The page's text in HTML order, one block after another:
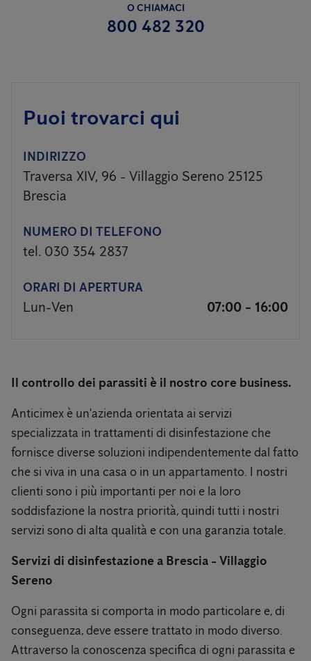
O CHIAMACI
800 482 320
Puoi trovarci qui
INDIRIZZO
Traversa XIV, 96 - Villaggio Sereno 25125
Brescia
NUMERO DI TELEFONO
tel. 030 354 2837
ORARI DI APERTURA
Lun-Ven 07:00 - 16:00
Il controllo dei parassiti è il nostro core business.
Anticimex è un'azienda orientata ai servizi
specializzata in trattamenti di disinfestazione che
fornisce diverse soluzioni indipendentemente dal fatto
che si viva in una casa o in un appartamento. I nostri
clienti sono i più importanti per noi e la loro
soddisfazione la nostra priorità, quindi tutti i nostri
servizi sono di alta qualità e con una garanzia totale.
Servizi di disinfestazione a Brescia - Villaggio
Sereno
Ogni parassita si comporta in modo particolare e, di
conseguenza, deve essere trattato in modo diverso.
Attraverso la conoscenza specifica di ogni parassita e